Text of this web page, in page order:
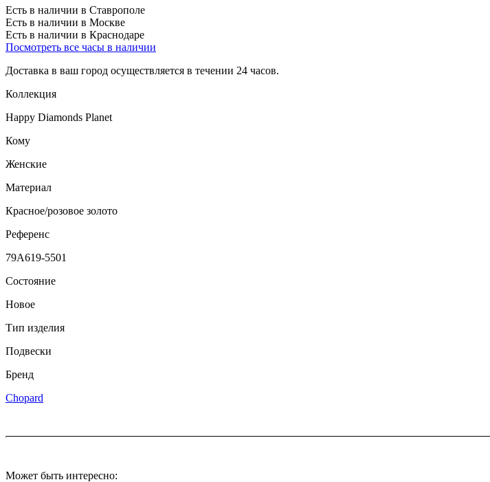
Есть в наличии в Ставрополе
Есть в наличии в Москве
Есть в наличии в Краснодаре
Посмотреть все часы в наличии
Доставка в ваш город осуществляется в течении 24 часов.
Коллекция
Happy Diamonds Planet
Кому
Женские
Материал
Красное/розовое золото
Референс
79A619-5501
Состояние
Новое
Тип изделия
Подвески
Бренд
Chopard
Может быть интересно: